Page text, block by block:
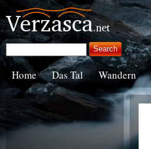
Home Das Tal Wandern